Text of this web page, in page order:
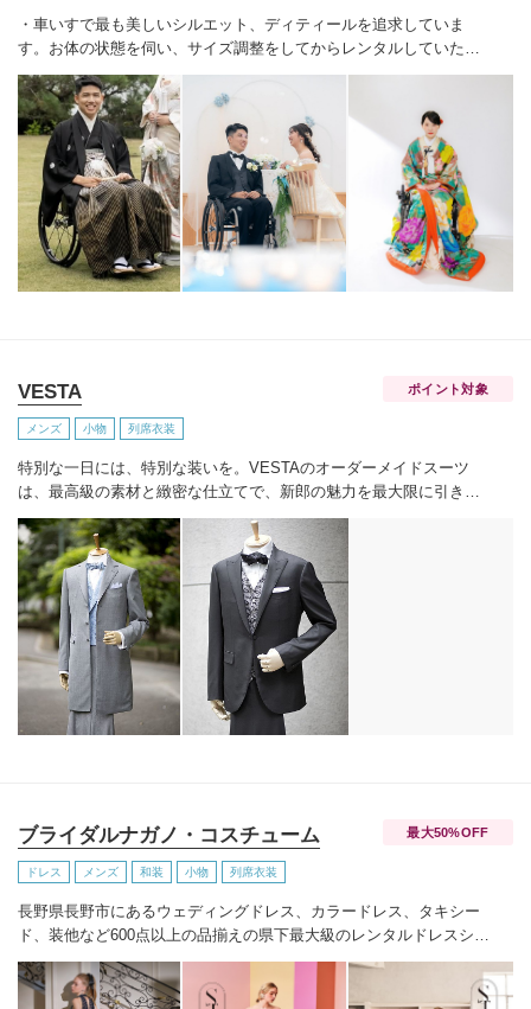
・車いすで最も美しいシルエット、ディティールを追求していま
す。お体の状態を伺い、 サイズ調整をしてからレンタルしていただ
くオーダーレンタル方式をとっていますので安心です。☆こんな方
におすすめ☆・自分らしいデザインのドレスが見つからない方（カ
スタムオーダー、フルオーダーも可能です）
・バリアフリーで安全
に結婚式やフォトウェディングをしたい方・ドレスのイメージもよ
くわからないので相談したい方【和装について】
和装は、当社
のサービス介助士の特別着付けが必要になります。会場によっては
着付けが入れない場合もございます。まずは会場決定の前にご試
着・相談フォームから「こちらでできますか？」とお気軽にご相談
ください。
VESTA ポイント対象
メンズ 小物 列席衣装
特別な一日には、特別な装いを。 VESTAのオーダーメイドスーツ
は、最高級の素材と緻密な仕立てで、新郎の魅力を最大限に引き出
します。自分史上、最高に輝く一着を纏ってください。
銀座を拠点とするラグジュアリーオーダーメイドブランドです。イ
タリアのデザイン、最高級生地と日本の熟練職人による仕立てを融
合し、新郎の特別な一日を彩るスーツ、タキシード、フロックコー
トをご提案します。中でも注目は、挙式後にスーツとしてリメイク
可能なフロックコートスーツ。結婚式当日限りの装いではなく、そ
の後のビジネスやフォーマルシーンでも活躍し続ける一着を手にで
きます。式後の思い出を纏いながら、新たな人生を歩む新郎にふさ
わしい、持続する価値のある装い。人生の節目を大切にし、自分ら
しさや品格を求める大人の男性に、VESTAは最適な選択肢です。オ
じめとするエグゼクティブたちに愛用されています。上質な素材、
美しいシルエット、極上の着心地を追求し、一着ごとに着る人の存
在感を高める仕立てを実現しています。
ブライダルナガノ・コスチューム 最大50%OFF
ドレス メンズ 和装 小物 列席衣装
長野県長野市にあるウェディングドレス、カラードレス、タキシー
ド、装他など600点以上の品揃えの県下最大級のレンタルドレスショ
ップ。人気ブランドを新作含め多くラインナップ（持込料、送料全
額負担）